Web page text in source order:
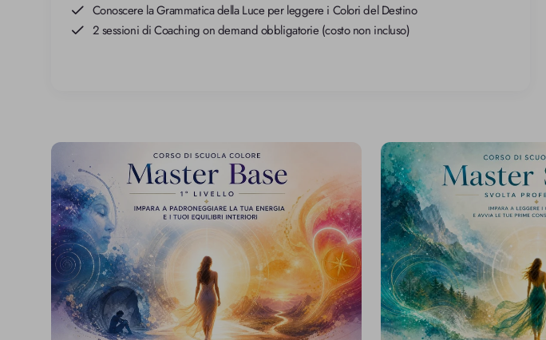
Conoscere la Grammatica della Luce per leggere i Colori del Destino
2 sessioni di Coaching on demand obbligatorie (costo non incluso)
Master
Corso
BASE
-
Il
Potere
dei
7
Colori
Master
Corso
START
Svolta
professionale